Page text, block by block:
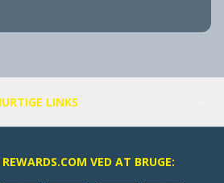
LINKS
VED AT BRUGE: